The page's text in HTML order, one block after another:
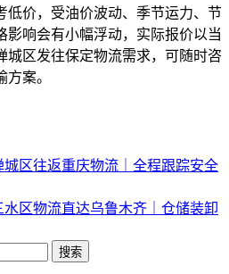
低价，受油价波动、季节运力、节
影响会有小幅浮动，实际报价以当
城区发往保定物流需求，可随时咨
案。
城区往返重庆物流｜全程跟踪安全
水区物流直达乌鲁木齐｜仓储装卸
搜索